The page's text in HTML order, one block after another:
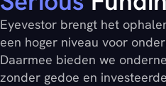
Eyevestor brengt het
een hoger niveau voor
Daarmee bieden we
zonder gedoe en